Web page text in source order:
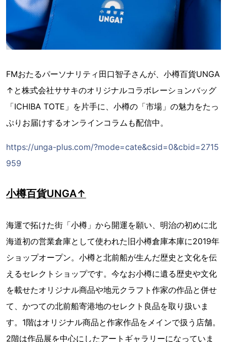
FMおたるパーソナリティ田口智子さんが、小樽百貨UNGA
↑と株式会社ササキのオリジナルコラボレーションバッグ
「ICHIBA TOTE」を片手に、小樽の「市場」の魅力をたっ
ぷりお届けするオンラインコラムも配信中。
https://unga-plus.com/?mode=cate&csid=0&cbid=2715
959
小樽百貨UNGA↑
海運で拓けた街「小樽」から開運を願い、明治の初めに北
海道初の営業倉庫として使われた旧小樽倉庫本庫に2019年
ショップオープン。小樽と北前船が生んだ歴史と文化を伝
えるセレクトショップです。今なお小樽に遺る歴史や文化
を載せたオリジナル商品や地元クラフト作家の作品と併せ
て、かつての北前船寄港地のセレクト良品を取り扱いま
す。1階はオリジナル商品と作家作品をメインで扱う店舗。
2階は作品展を中心にしたアートギャラリーになっていま